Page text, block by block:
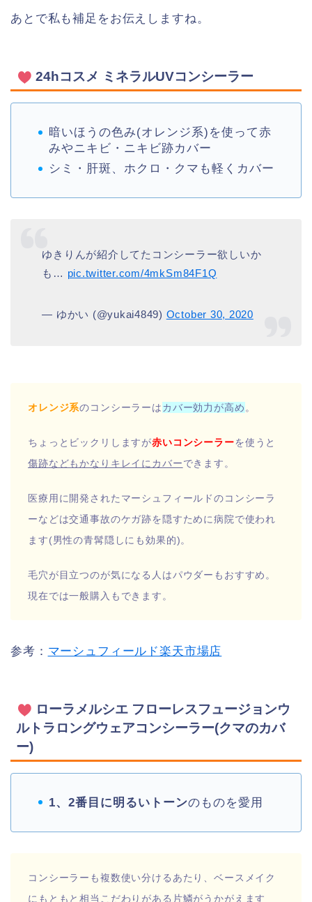
あとで私も補足をお伝えしますね。
24hコスメ ミネラルUVコンシーラー
暗いほうの色み(オレンジ系)を使って赤
みやニキビ・ニキビ跡カバー
シミ・肝斑、ホクロ・クマも軽くカバー
ゆきりんが紹介してたコンシーラー欲しいか
も… pic.twitter.com/4mkSm84F1Q
— ゆかい (@yukai4849) October 30, 2020
オレンジ系のコンシーラーはカバー効力が高め 。
ちょっとビックリしますが赤いコンシーラーを使うと
傷跡などもかなりキレイにカバーできます。
医療用に開発されたマーシュフィールドのコンシーラ
ーなどは交通事故のケガ跡を隠すために病院で使われ
ます(男性の青髯隠しにも効果的)。
毛穴が目立つのが気になる人はパウダーもおすすめ。
現在では一般購入もできます。
参考： マーシュフィールド楽天市場店
ローラメルシエ フローレスフュージョンウ
ルトラロングウェアコンシーラー(クマのカバ
ー)
1、2番目に明るいトーンのものを愛用
コンシーラーも複数使い分けるあたり、ベースメイク
にもともと相当こだわりがある片鱗がうかがえます